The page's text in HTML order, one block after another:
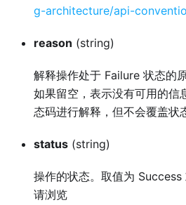
g-architecture/api-
reason (string)
解释操作处于 Failure 状态的
如果留空，表示没有可用的信
态码进行解释，但不会覆盖状
status (string)
操作的状态。取值为 Success
请浏览